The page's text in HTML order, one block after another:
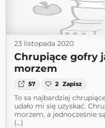
23 listopada 2020
Chrupiące gofry
morzem
57 2 Zapisz
To sa najbardziej
udało mi się uzyskać.
morzem, a jednocześnie
(...)